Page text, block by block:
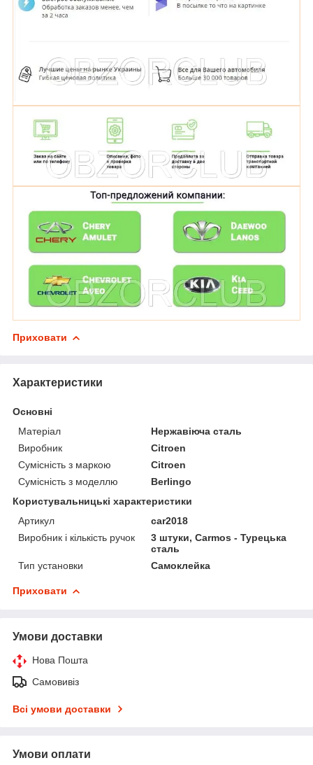
Приховати
Характеристики
Основні
Матеріал
Нержавіюча сталь
Виробник
Citroen
Сумісність з маркою
Citroen
Сумісність з моделлю
Berlingo
Користувальницькі характеристики
Артикул
car2018
Виробник і кількість ручок
3 штуки, Carmos - Турецька
сталь
Тип установки
Самоклейка
Приховати
Умови доставки
Нова Пошта
Самовивіз
Всі умови доставки
Умови оплати